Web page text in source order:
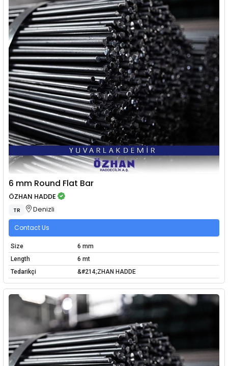
6 mm Round Flat Bar
ÖZHAN HADDE
TR Denizli
Contact Us
Size
6 mm
Length
6 mt
Tedarikçi
&#214;ZHAN HADDE